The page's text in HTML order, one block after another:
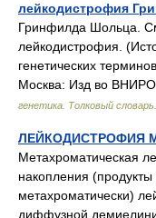
лейкодистрофия
Гринфилда Шольца.
лейкодистрофия.
генетических
Москва: Изд во
генетика. Толковый словарь.
ЛЕЙКОДИСТРОФИЯ
Метахроматическая
накопления
метахроматически)
диффузной